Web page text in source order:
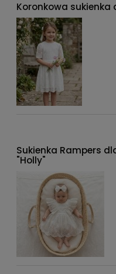
Koronkowa sukienka
Sukienka Rampers
"Holly"